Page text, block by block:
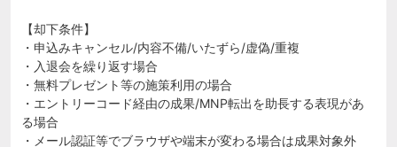
【却下条件】
・申込みキャンセル/内容不備/いたずら/虚偽/重複
・入退会を繰り返す場合
・無料プレゼント等の施策利用の場合
・エントリーコード経由の成果/MNP転出を助長する表現があ
る場合
・メール認証等でブラウザや端末が変わる場合は成果対象外